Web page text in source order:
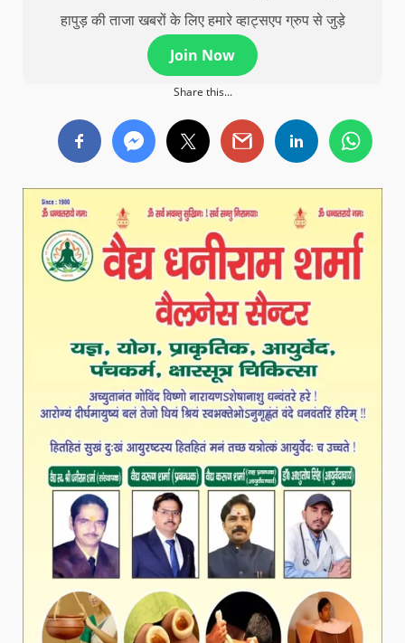
हापुड़ की ताजा खबरों के लिए हमारे व्हाट्सएप ग्रुप से जुड़े
Join Now
Share this...